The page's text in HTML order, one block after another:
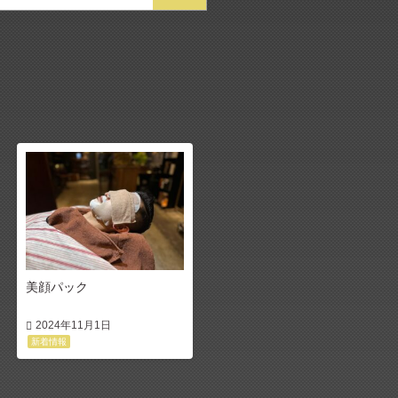
美顔パック
2024年11月1日
新着情報